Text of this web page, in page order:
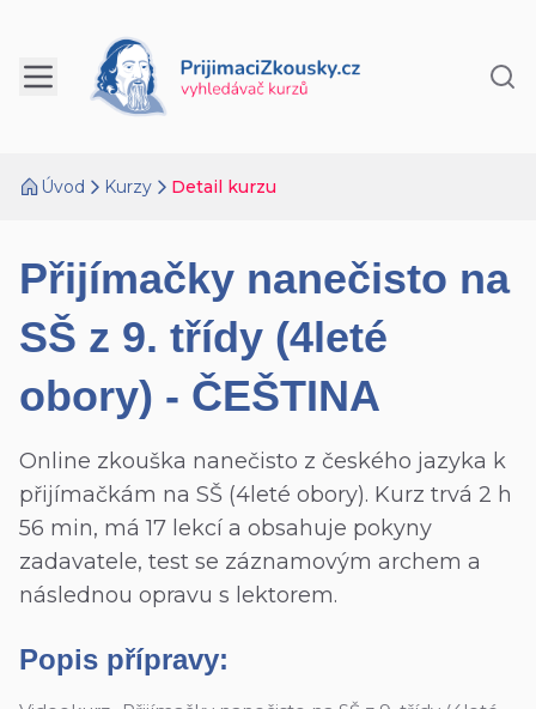
Úvod Kurzy Detail kurzu
Přijímačky nanečisto na
SŠ z 9. třídy (4leté
obory) - ČEŠTINA
Online zkouška nanečisto z českého jazyka k
přijímačkám na SŠ (4leté obory). Kurz trvá 2 h
56 min, má 17 lekcí a obsahuje pokyny
zadavatele, test se záznamovým archem a
následnou opravu s lektorem.
Popis přípravy: